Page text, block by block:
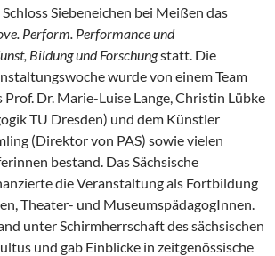
Siebeneichen bei Meißen das
Perform. Performance und
Bildung und Forschungstatt. Die
wurde von einem Team
Prof. Dr. Marie-Luise Lange, Christin Lübke
TU Dresden) und dem Künstler
(Direktor von PAS) sowie vielen
bestand. Das Sächsische
die Veranstaltung als Fortbildung
Theater- und MuseumspädagogInnen.
unter Schirmherrschaft des sächsischen
und gab Einblicke in zeitgenössische